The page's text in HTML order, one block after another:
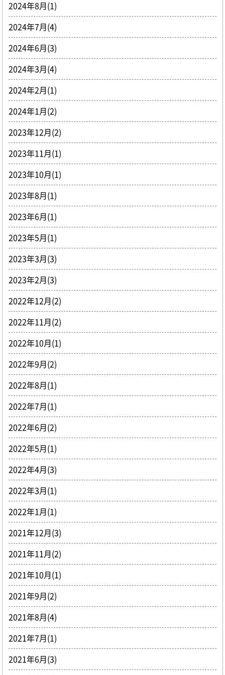
2024年8月(1)
2024年7月(4)
2024年6月(3)
2024年3月(4)
2024年2月(1)
2024年1月(2)
2023年12月(2)
2023年11月(1)
2023年10月(1)
2023年8月(1)
2023年6月(1)
2023年5月(1)
2023年3月(3)
2023年2月(3)
2022年12月(2)
2022年11月(2)
2022年10月(1)
2022年9月(2)
2022年8月(1)
2022年7月(1)
2022年6月(2)
2022年5月(1)
2022年4月(3)
2022年3月(1)
2022年1月(1)
2021年12月(3)
2021年11月(2)
2021年10月(1)
2021年9月(2)
2021年8月(4)
2021年7月(1)
2021年6月(3)